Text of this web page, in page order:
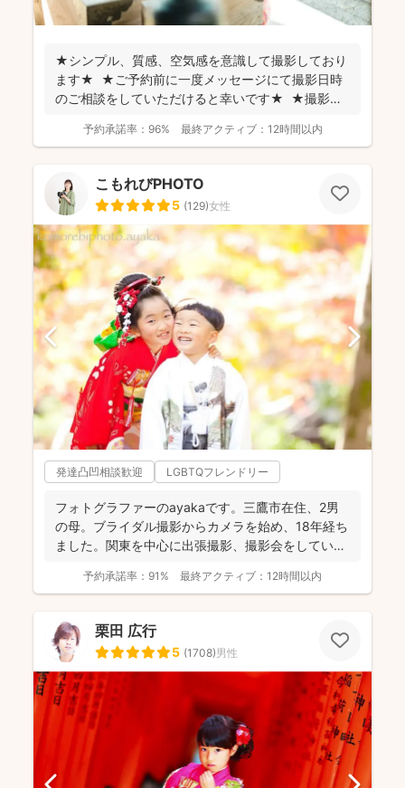
★シンプル、質感、空気感を意識して撮影しており
ます★ ★ご予約前に一度メッセージにて撮影日時
のご相談をしていただけると幸いです★ ★撮影に
予約承諾率： 96% 最終アクティブ： 12時間以内
こもれびPHOTO
5 (129)女性
発達凸凹相談歓迎 LGBTQフレンドリー
フォトグラファーのayakaです。三鷹市在住、2男
の母。ブライダル撮影からカメラを始め、18年経ち
ました。関東を中心に出張撮影、撮影会をしていま
予約承諾率： 91% 最終アクティブ： 12時間以内
栗田 広行
5 (1708)男性